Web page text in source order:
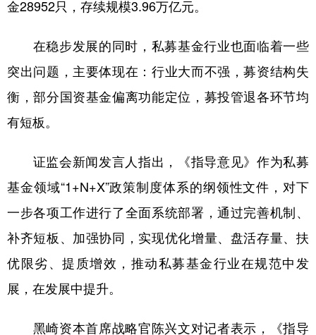
山东 河南 湖北
陕西 甘肃 青海 宁夏
新疆
English Español Français عربى
Русский язык 日本語 한국어
Deutsch Português
金28952只，存续规模3.96万亿元。
在稳步发展的同时，私募基金行业也面临着一些
突出问题，主要体现在：行业大而不强，募资结构失
衡，部分国资基金偏离功能定位，募投管退各环节均
有短板。
证监会新闻发言人指出，《指导意见》作为私募
基金领域“1+N+X”政策制度体系的纲领性文件，对下
一步各项工作进行了全面系统部署，通过完善机制、
补齐短板、加强协同，实现优化增量、盘活存量、扶
优限劣、提质增效，推动私募基金行业在规范中发
展，在发展中提升。
黑崎资本首席战略官陈兴文对记者表示，《指导